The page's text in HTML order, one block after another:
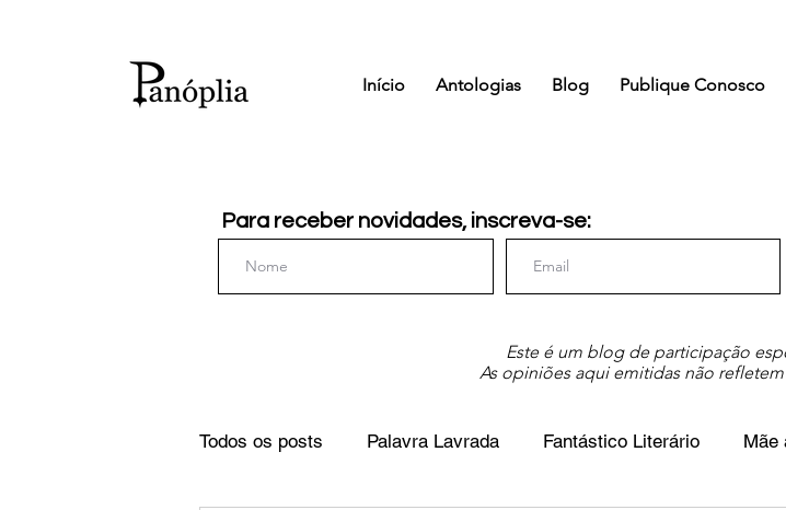
Início Antologias Blog Publique Conosco
Para receber novidades, inscreva-se:
Este é um blog de participação
As opiniões aqui emitidas não
Todos os posts Palavra Lavrada Fantástico Literário Mãe